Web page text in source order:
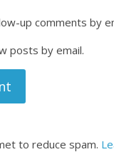
up comments by
posts by email.
to reduce spam.